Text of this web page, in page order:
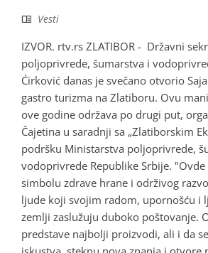
Vesti
IZVOR. rtv.rs ZLATIBOR - Državni
poljoprivrede, šumarstva i
Ćirković danas je svečano otvorio
gastro turizma na Zlatiboru. Ovu
ove godine održava po drugi put,
Čajetina u saradnji sa „Zlatiborskim
podršku Ministarstva poljoprivrede,
vodoprivrede Republike Srbije.
simbolu zdrave hrane i održivog
ljude koji svojim radom, upornošću i
zemlji zaslužuju duboko poštovanje.
predstave najbolji proizvodi, ali i da